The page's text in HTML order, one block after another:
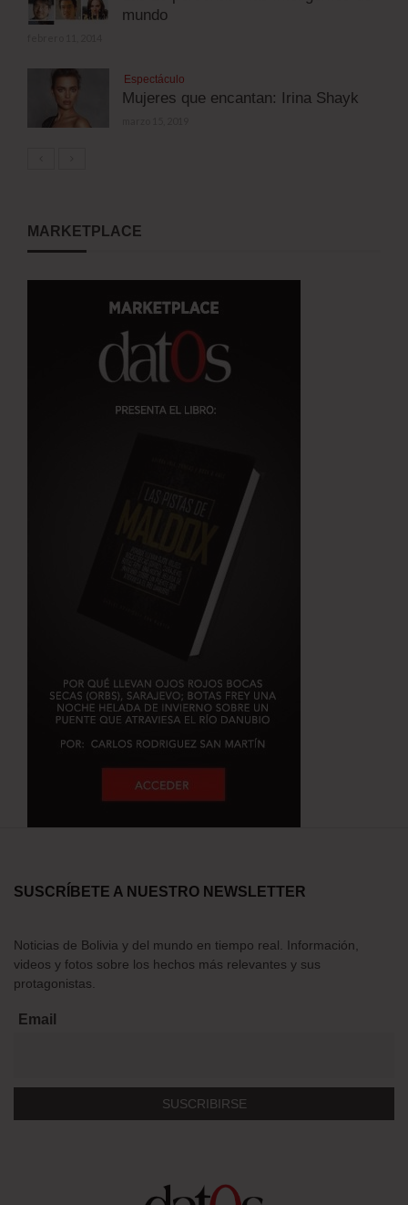
mundo
Espectáculo
Mujeres que encantan: Irina Shayk
MARKETPLACE
SUSCRÍBETE A NUESTRO NEWSLETTER
Noticias de Bolivia y del mundo en tiempo real. Información,
videos y fotos sobre los hechos más relevantes y sus
protagonistas.
Email